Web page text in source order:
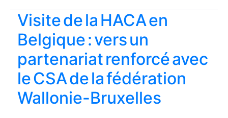
Visite de la HACA en
Belgique : vers un
partenariat renforcé avec
le CSA de la fédération
Wallonie-Bruxelles